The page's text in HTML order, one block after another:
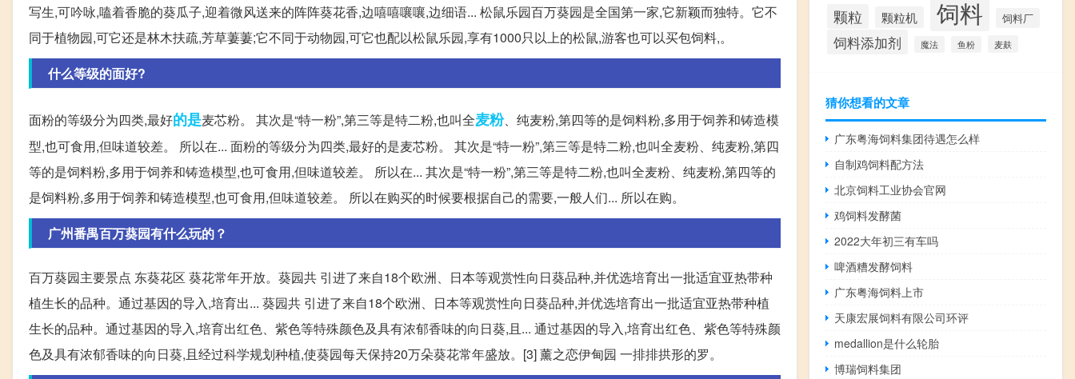
写生,可吟咏,嗑着香脆的葵瓜子,迎着微风送来的阵阵葵花香,边嘻嘻嚷嚷,边细语... 松鼠乐园百万葵园是全国第一家,它新颖而独特。它不
同于植物园,可它还是林木扶疏,芳草萋萋;它不同于动物园,可它也配以松鼠乐园,享有1000只以上的松鼠,游客也可以买包饲料,。
什么等级的面好?
面粉的等级分为四类,最好的是麦芯粉。 其次是“特一粉”,第三等是特二粉,也叫全麦粉、纯麦粉,第四等的是饲料粉,多用于饲养和铸造模
型,也可食用,但味道较差。 所以在... 面粉的等级分为四类,最好的是麦芯粉。 其次是“特一粉”,第三等是特二粉,也叫全麦粉、纯麦粉,第四
等的是饲料粉,多用于饲养和铸造模型,也可食用,但味道较差。 所以在... 其次是“特一粉”,第三等是特二粉,也叫全麦粉、纯麦粉,第四等的
是饲料粉,多用于饲养和铸造模型,也可食用,但味道较差。 所以在购买的时候要根据自己的需要,一般人们... 所以在购。
广州番禺百万葵园有什么玩的？
百万葵园主要景点 东葵花区 葵花常年开放。葵园共 引进了来自18个欧洲、日本等观赏性向日葵品种,并优选培育出一批适宜亚热带种
植生长的品种。通过基因的导入,培育出... 葵园共 引进了来自18个欧洲、日本等观赏性向日葵品种,并优选培育出一批适宜亚热带种植
生长的品种。通过基因的导入,培育出红色、紫色等特殊颜色及具有浓郁香味的向日葵,且... 通过基因的导入,培育出红色、紫色等特殊颜
色及具有浓郁香味的向日葵,且经过科学规划种植,使葵园每天保持20万朵葵花常年盛放。[3] 薰之恋伊甸园 一排排拱形的罗。
颗粒 颗粒机 饲料 饲料厂
饲料添加剂 魔法 鱼粉 麦麸
猜你想看的文章
广东粤海饲料集团待遇怎么样
自制鸡饲料配方法
北京饲料工业协会官网
鸡饲料发酵菌
2022大年初三有车吗
啤酒糟发酵饲料
广东粤海饲料上市
天康宏展饲料有限公司环评
medallion是什么轮胎
博瑞饲料集团